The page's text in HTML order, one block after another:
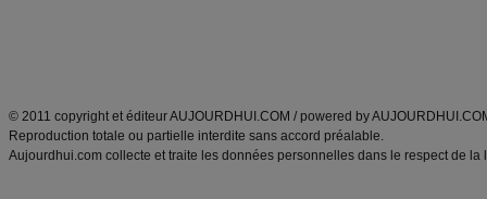
© 2011 copyright et éditeur AUJOURDHUI.COM / powered by
Reproduction totale ou partielle interdite sans accord préalable.
Aujourdhui.com collecte et traite les données personnelles dans le respect de